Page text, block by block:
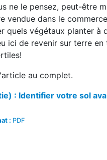
ne le pensez, peut-être
vendue dans le
quels végétaux planter à
ici de revenir sur terre en
au complet.
: Identifier votre sol
: PDF